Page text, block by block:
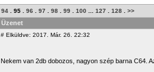
94 95 96 97 98 99 100 127 128 >>
Üzenet
# Elküldve: 2017. Már. 26. 22:32
Nekem van 2db dobozos, nagyon szép barna C64.